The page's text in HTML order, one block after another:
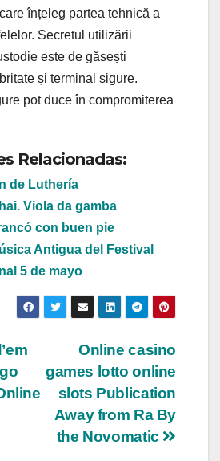
înțeleg partea tehnică a
Secretul utilizării
este de găsești
și terminal sigure.
pot duce în compromiterea
Relacionadas:
de Luthería
Viola da gamba
con buen pie
Antigua del Festival
5 de mayo
Online casino
games lotto online
slots Publication
Away from Ra By
the Novomatic